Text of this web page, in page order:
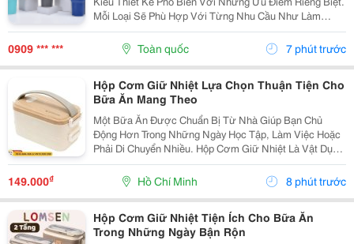
Mỗi Loại Sẽ Phù Hợp Với Từng Nhu Cầu Như Làm
Việc, Học Tập, Di Chuyển Hay Du Lịch. Hãy Cùng
Cozycup Tìm Hiểu Sự Khác Biệt Để Lựa Chọn Chiếc Ly
0909 *** *** Toàn quốc 7 phút trước
Hộp Cơm Giữ Nhiệt Lựa Chọn Thuận Tiện Cho
Bữa Ăn Mang Theo
Một Bữa Ăn Được Chuẩn Bị Từ Nhà Giúp Bạn Chủ
Động Hơn Trong Những Ngày Học Tập, Làm Việc Hoặc
Phải Di Chuyển Nhiều. Hộp Cơm Giữ Nhiệt Là Vật Dụng
Hữu Ích, Giúp Sắp Xếp Các Món Ăn Ngăn Nắp Và
Thuận Tiện Mang Theo Trong Ngày. Chọn Hộp Theo
Khẩu Phần...
149.000₫ Hồ Chí Minh 8 phút trước
Hộp Cơm Giữ Nhiệt Tiện Ích Cho Bữa Ăn
Trong Những Ngày Bận Rộn